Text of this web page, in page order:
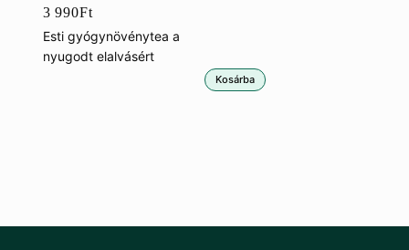
3 990Ft
Esti gyógynövénytea a
nyugodt elalvásért
Kosárba